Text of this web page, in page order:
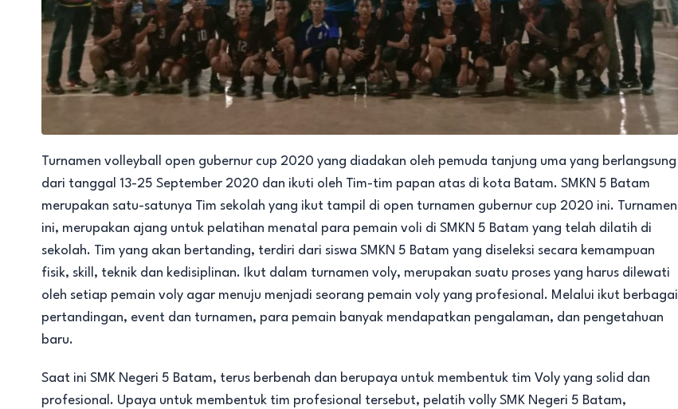
Turnamen volleyball open gubernur cup 2020 yang diadakan oleh pemuda tanjung uma yang berlangsung
dari tanggal 13-25 September 2020 dan ikuti oleh Tim-tim papan atas di kota Batam. SMKN 5 Batam
merupakan satu-satunya Tim sekolah yang ikut tampil di open turnamen gubernur cup 2020 ini. Turnamen
ini, merupakan ajang untuk pelatihan menatal para pemain voli di SMKN 5 Batam yang telah dilatih di
sekolah. Tim yang akan bertanding, terdiri dari siswa SMKN 5 Batam yang diseleksi secara kemampuan
fisik, skill, teknik dan kedisiplinan. Ikut dalam turnamen voly, merupakan suatu proses yang harus dilewati
oleh setiap pemain voly agar menuju menjadi seorang pemain voly yang profesional. Melalui ikut berbagai
pertandingan, event dan turnamen, para pemain banyak mendapatkan pengalaman, dan pengetahuan
baru.
Saat ini SMK Negeri 5 Batam, terus berbenah dan berupaya untuk membentuk tim Voly yang solid dan
profesional. Upaya untuk membentuk tim profesional tersebut, pelatih volly SMK Negeri 5 Batam,